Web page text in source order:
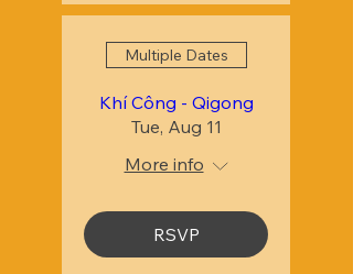
Multiple Dates
Khí Công - Qigong
Tue, Aug 11
More info
RSVP